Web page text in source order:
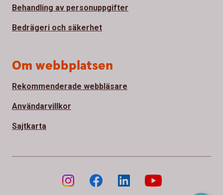
Behandling av personuppgifter
Bedrägeri och säkerhet
Om webbplatsen
Rekommenderade webbläsare
Användarvillkor
Sajtkarta